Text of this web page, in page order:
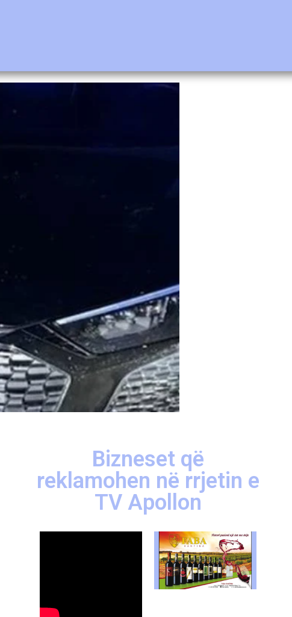
Bizneset që
reklamohen në rrjetin e
TV Apollon